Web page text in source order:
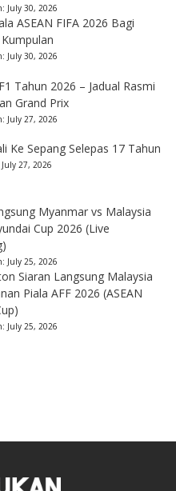
July 30, 2026
ASEAN FIFA 2026 Bagi
July 30, 2026
Tahun 2026 – Jadual Rasmi
Grand Prix
July 27, 2026
Ke Sepang Selepas 17 Tahun
July 27, 2026
Myanmar vs Malaysia
Cup 2026 (Live
July 25, 2026
Siaran Langsung Malaysia
Piala AFF 2026 (ASEAN
July 25, 2026